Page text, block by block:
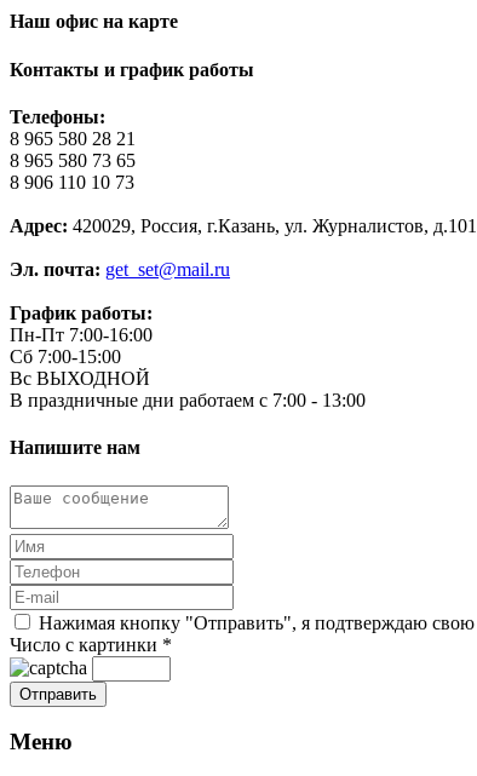
Наш офис на карте
Контакты и график работы
Телефоны:
8 965 580 28 21
8 965 580 73 65
8 906 110 10 73
Адрес: 420029, Россия, г.Казань, ул. Журналистов, д.101
Эл. почта: get_set@mail.ru
График работы:
Пн-Пт 7:00-16:00
Сб 7:00-15:00
Вс ВЫХОДНОЙ
В праздничные дни работаем с 7:00 - 13:00
Напишите нам
Нажимая кнопку "Отправить", я подтверждаю свою
Число с картинки *
Меню